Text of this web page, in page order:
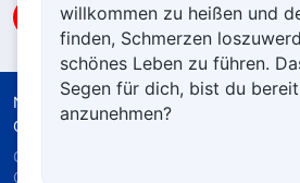
Nutzungsbedingungen
Quellenangaben
Cookie-Richtlinie
Copyright © 2026
Gottes.
willkommen zu heißen und
finden, Schmerzen
schönes Leben zu führen.
Segen für dich, bist du
anzunehmen?